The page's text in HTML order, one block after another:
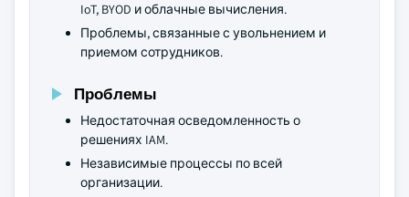
IoT, BYOD и облачные вычисления.
Проблемы, связанные с увольнением и
приемом сотрудников.
Проблемы
Недостаточная осведомленность о
решениях IAM.
Независимые процессы по всей
организации.